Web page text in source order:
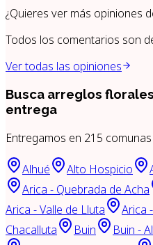
¿Quieres ver más opiniones
Todos los comentarios son
Ver todas las opiniones
Busca arreglos
entrega
Entregamos en 215
Alhué Alto Hospicio
Arica - Quebrada de Acha
Arica - Valle de Lluta
Arica
Chacalluta
Buin Buin -